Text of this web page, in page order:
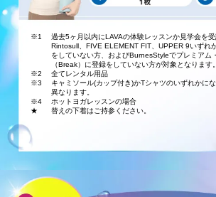
※1
過去5ヶ月以内にLAVAの体験レッスンか見学会を受
Rintosull、FIVE ELEMENT FIT、UPPER 9いずれ
をしていない方、およびBurnesStyleでプレミアム
（Break）に登録をしていない方が対象となります。
※2
全てレンタル用品
※3
キャミソール(カップ付き)かTシャツのいずれかに
異なります。
※4
ホットヨガレッスンの場合
★
替えの下着はご持参ください。